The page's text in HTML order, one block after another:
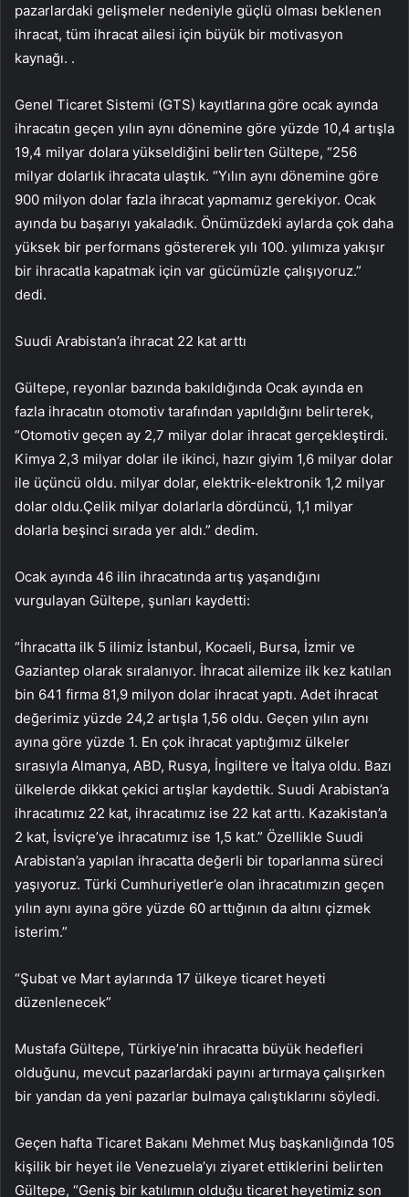
pazarlardaki gelişmeler nedeniyle güçlü olması beklenen
ihracat, tüm ihracat ailesi için büyük bir motivasyon
kaynağı. .
Genel Ticaret Sistemi (GTS) kayıtlarına göre ocak ayında
ihracatın geçen yılın aynı dönemine göre yüzde 10,4 artışla
19,4 milyar dolara yükseldiğini belirten Gültepe, “256
milyar dolarlık ihracata ulaştık. “Yılın aynı dönemine göre
900 milyon dolar fazla ihracat yapmamız gerekiyor. Ocak
ayında bu başarıyı yakaladık. Önümüzdeki aylarda çok daha
yüksek bir performans göstererek yılı 100. yılımıza yakışır
bir ihracatla kapatmak için var gücümüzle çalışıyoruz.”
dedi.
Suudi Arabistan’a ihracat 22 kat arttı
Gültepe, reyonlar bazında bakıldığında Ocak ayında en
fazla ihracatın otomotiv tarafından yapıldığını belirterek,
“Otomotiv geçen ay 2,7 ​​milyar dolar ihracat gerçekleştirdi.
Kimya 2,3 milyar dolar ile ikinci, hazır giyim 1,6 milyar dolar
ile üçüncü oldu. milyar dolar, elektrik-elektronik 1,2 milyar
dolar oldu.Çelik milyar dolarlarla dördüncü, 1,1 milyar
dolarla beşinci sırada yer aldı.” dedim.
Ocak ayında 46 ilin ihracatında artış yaşandığını
vurgulayan Gültepe, şunları kaydetti:
“İhracatta ilk 5 ilimiz İstanbul, Kocaeli, Bursa, İzmir ve
Gaziantep olarak sıralanıyor. İhracat ailemize ilk kez katılan
bin 641 firma 81,9 milyon dolar ihracat yaptı. Adet ihracat
değerimiz yüzde 24,2 artışla 1,56 oldu. Geçen yılın aynı
ayına göre yüzde 1. En çok ihracat yaptığımız ülkeler
sırasıyla Almanya, ABD, Rusya, İngiltere ve İtalya oldu. Bazı
ülkelerde dikkat çekici artışlar kaydettik. Suudi Arabistan’a
ihracatımız 22 kat, ihracatımız ise 22 kat arttı. Kazakistan’a
2 kat, İsviçre’ye ihracatımız ise 1,5 kat.” Özellikle Suudi
Arabistan’a yapılan ihracatta değerli bir toparlanma süreci
yaşıyoruz. Türki Cumhuriyetler’e olan ihracatımızın geçen
yılın aynı ayına göre yüzde 60 arttığının da altını çizmek
isterim.”
“Şubat ve Mart aylarında 17 ülkeye ticaret heyeti
düzenlenecek”
Mustafa Gültepe, Türkiye’nin ihracatta büyük hedefleri
olduğunu, mevcut pazarlardaki payını artırmaya çalışırken
bir yandan da yeni pazarlar bulmaya çalıştıklarını söyledi.
Geçen hafta Ticaret Bakanı Mehmet Muş başkanlığında 105
kişilik bir heyet ile Venezuela’yı ziyaret ettiklerini belirten
Gültepe, “Geniş bir katılımın olduğu ticaret heyetimiz son